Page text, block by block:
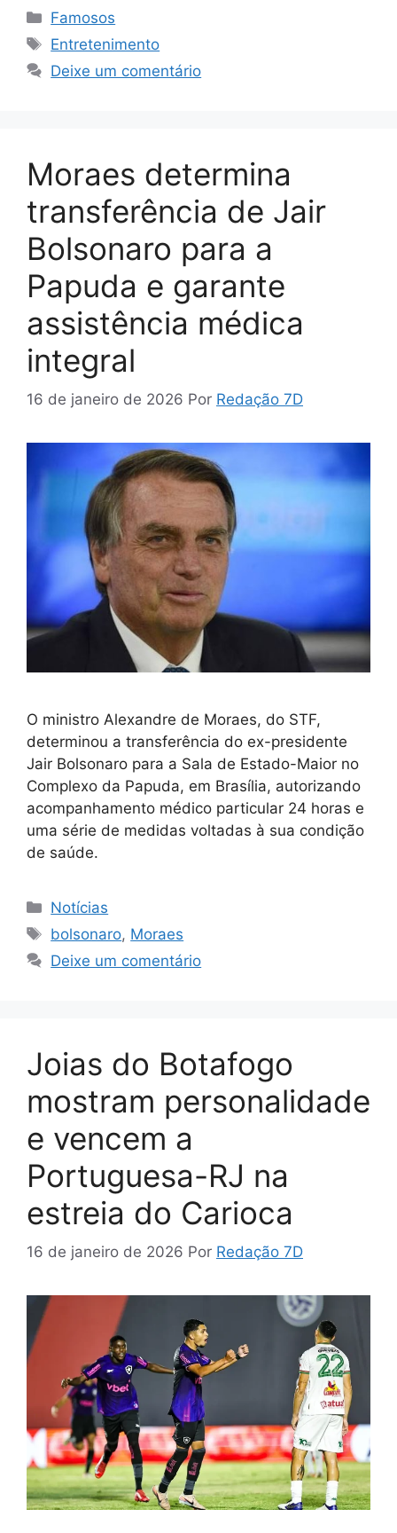
Categorias
Famosos
Tags
Entretenimento
Deixe um comentário
Moraes determina
transferência de Jair
Bolsonaro para a
Papuda e garante
assistência médica
integral
16 de janeiro de 2026 Por Redação 7D
O ministro Alexandre de Moraes, do STF,
determinou a transferência do ex-presidente
Jair Bolsonaro para a Sala de Estado-Maior no
Complexo da Papuda, em Brasília, autorizando
acompanhamento médico particular 24 horas e
uma série de medidas voltadas à sua condição
de saúde.
Categorias
Notícias
Tags
bolsonaro, Moraes
Deixe um comentário
Joias do Botafogo
mostram personalidade
e vencem a
Portuguesa-RJ na
estreia do Carioca
16 de janeiro de 2026 Por Redação 7D